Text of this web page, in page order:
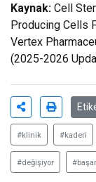
Kaynak: Cell
Producing Cells
Vertex
(2025-2026
#klinik #kaderi
#değişiyor